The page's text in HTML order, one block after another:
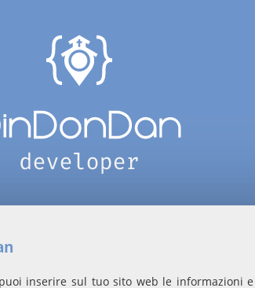
inserire sul tuo sito web le informazioni